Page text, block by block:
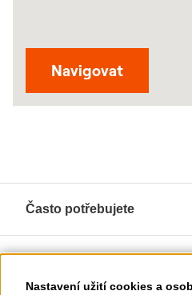
Nastavení užití cookies a
NavigovatOdkaz se
Často potřebujete